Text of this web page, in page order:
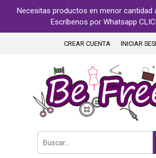
Necesitas productos en menor cantidad
Escríbenos por Whatsapp
CREAR CUENTA INICIAR